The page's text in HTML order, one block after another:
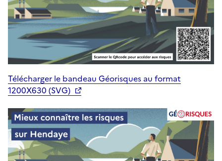
Télécharger le bandeau Géorisques au format
1200X630 (SVG)